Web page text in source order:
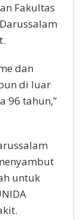
Fakultas
dan
di luar
96 tahun,”
untuk